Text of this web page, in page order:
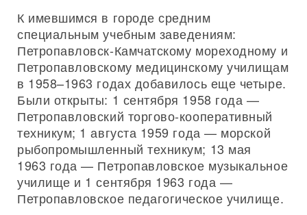
К имевшимся в городе средним
специальным учебным заведениям:
Петропавловск-Камчатскому мореходному и
Петропавловскому медицинскому училищам
в 1958–1963 годах добавилось еще четыре.
Были открыты: 1 сентября 1958 года —
Петропавловский торгово-кооперативный
техникум; 1 августа 1959 года — морской
рыбопромышленный техникум; 13 мая
1963 года — Петропавловское музыкальное
училище и 1 сентября 1963 года —
Петропавловское педагогическое училище.